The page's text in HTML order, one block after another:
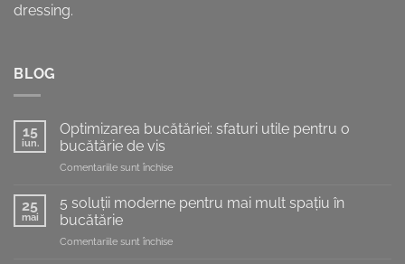
dressing.
BLOG
15
iun.
Optimizarea bucătăriei: sfaturi utile pentru o
bucătărie de vis
Comentariile sunt închisepentru
bucătăriei:
sfaturi
pentru
25
mai
5 soluții moderne pentru mai mult spațiu în
bucătărie
Comentariile sunt închisepentru